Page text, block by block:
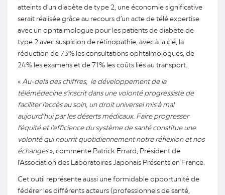
atteints d’un diabète de type 2, une économie significative
serait réalisée grâce au recours d’un acte de télé expertise
avec un ophtalmologue pour les patients de diabète de
type 2 avec suspicion de rétinopathie, avec à la clé, la
réduction de 73% les consultations ophtalmologues, de
24% les examens et de 71% les coûts liés au transport.
« Au-delà des chiffres, le développement de la
télémédecine s’inscrit dans une volonté progressiste de
faciliter l’accès au soin, un droit universel mis à mal
aujourd’hui par les déserts médicaux. Faire progresser
l’équité et l’efficience du système de santé constitue une
volonté qui nourrit quotidiennement notre réflexion et nos
échanges», commente Patrick Errard, Président de
l’Association des Laboratoires Japonais Présents en France.
Cet outil représente aussi une formidable opportunité de
fédérer les différents acteurs (professionnels de santé,